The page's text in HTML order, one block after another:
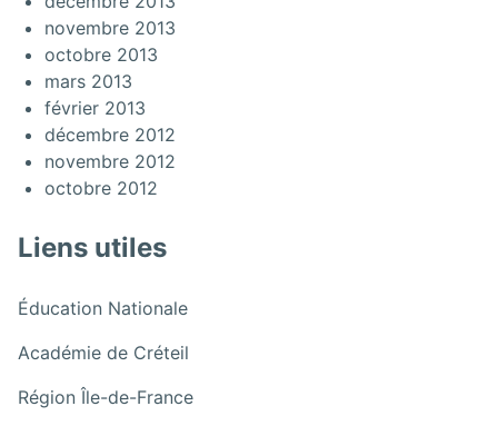
novembre 2013
octobre 2013
mars 2013
février 2013
décembre 2012
novembre 2012
octobre 2012
Liens utiles
Éducation Nationale:
5èmes
Académie de Créteil
5èmes
Région Île-de-France: